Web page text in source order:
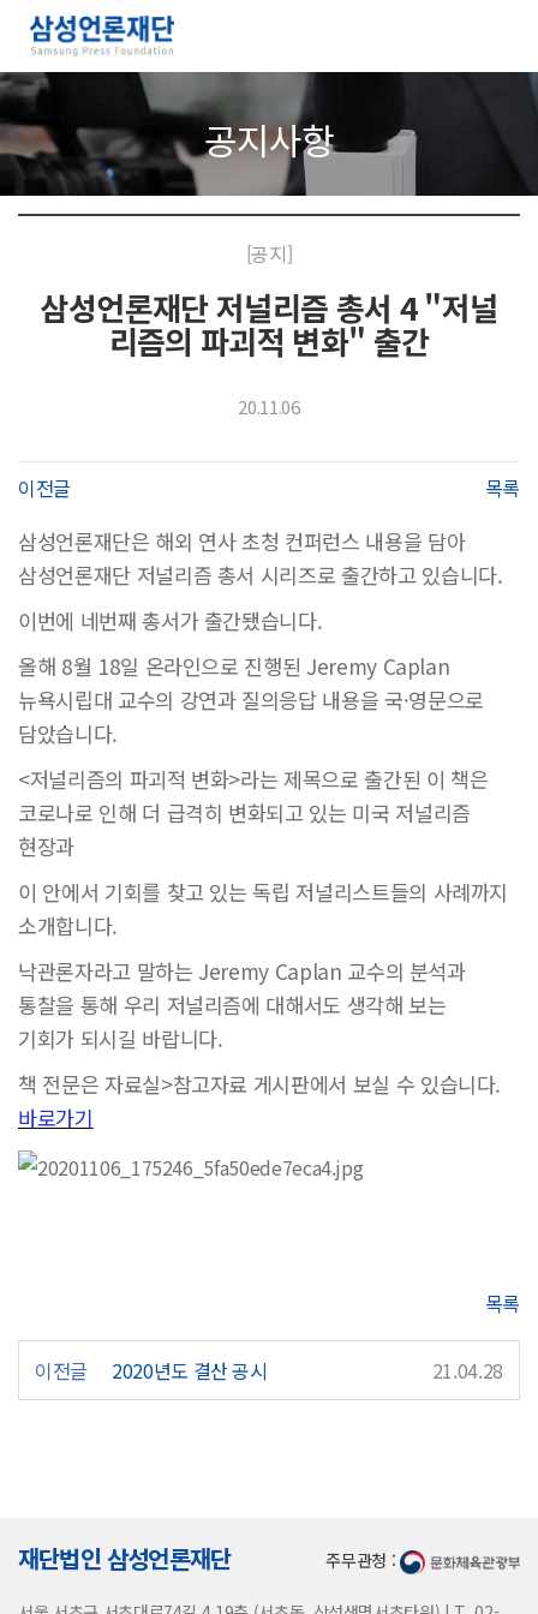
공지사항
[공지]
삼성언론재단 저널리즘 총서 4 "저널
리즘의 파괴적 변화" 출간
20.11.06
이전글 목록
삼성언론재단은 해외 연사 초청 컨퍼런스 내용을 담아
삼성언론재단 저널리즘 총서 시리즈로 출간하고 있습니다.
이번에 네번째 총서가 출간됐습니다.
올해 8월 18일 온라인으로 진행된 Jeremy Caplan
뉴욕시립대 교수의 강연과 질의응답 내용을 국·영문으로
담았습니다.
<저널리즘의 파괴적 변화>라는 제목으로 출간된 이 책은
코로나로 인해 더 급격히 변화되고 있는 미국 저널리즘
현장과
이 안에서 기회를 찾고 있는 독립 저널리스트들의 사례까지
소개합니다.
낙관론자라고 말하는 Jeremy Caplan 교수의 분석과
통찰을 통해 우리 저널리즘에 대해서도 생각해 보는
기회가 되시길 바랍니다.
책 전문은 자료실>참고자료 게시판에서 보실 수 있습니다.
바로가기
목록
이전글 2020년도 결산 공시 21.04.28
재단법인 삼성언론재단 주무관청 :